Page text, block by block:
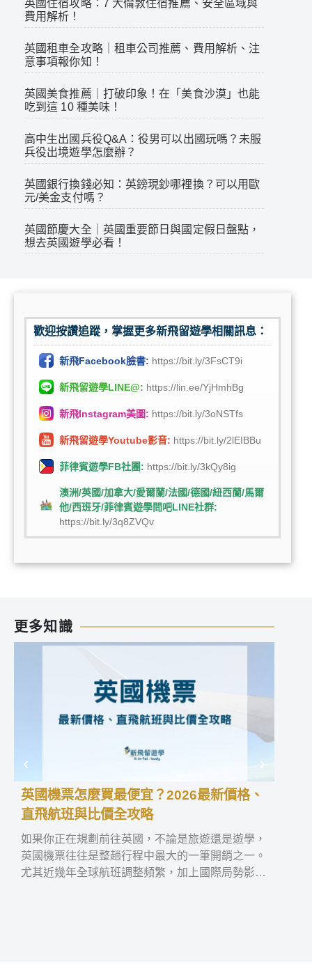
英國住宿攻略：7 大倫敦住宿推薦、安全區域與
費用解析！
英國租車全攻略｜租車公司推薦、費用解析、注
意事項報你知！
英國美食推薦｜打破印象！在「美食沙漠」也能
吃到這 10 種美味！
高中生出國兵役Q&A：役男可以出國玩嗎？未服
兵役出境遊學怎麼辦？
英國銀行換錢必知：英鎊現鈔哪裡換？可以用歐
元/美金支付嗎？
英國節慶大全｜英國重要節日與國定假日盤點，
想去英國遊學必看！
歡迎按讚追蹤，掌握更多新飛留遊學相關訊息：
新飛Facebook臉書: https://bit.ly/3FsCT9i
新飛留遊學LINE@: https://lin.ee/YjHmhBg
新飛Instagram美圖: https://bit.ly/3oNSTfs
新飛留遊學Youtube影音: https://bit.ly/2lEIBBu
菲律賓遊學FB社團: https://bit.ly/3kQy8ig
澳洲/英國/加拿大/愛爾蘭/法國/德國/紐西蘭/馬爾
他/西班牙/菲律賓遊學問吧LINE社群:
https://bit.ly/3q8ZVQv
更多知識
英國機票怎麼買最便宜？2026最新價格、
直飛航班與比價全攻略
如果你正在規劃前往英國，不論是旅遊還是遊學，
英國機票往往是整趟行程中最大的一筆開銷之一。
尤其近幾年全球航班調整頻繁，加上國際局勢影響